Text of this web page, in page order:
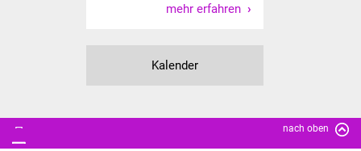
Stadtfest
mehr erfahren
Kalender
nach oben